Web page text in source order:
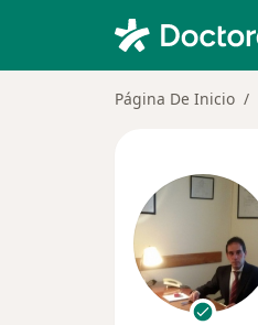
Página De Inicio